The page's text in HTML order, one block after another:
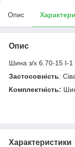
Опис
Опис
Шина з/х 6.70-15 I-1
Застосовність:
Комплектність:
Характеристики